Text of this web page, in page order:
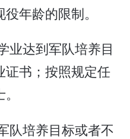
年龄的限制。
业达到军队培养目
证书；按照规定任
队培养目标或者不